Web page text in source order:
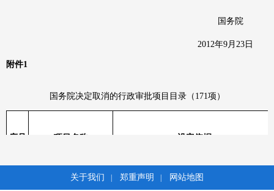
国务院
2012年9月23日
附件1
国务院决定取消的行政审批项目目录（171项）
序号 项目名称 设定依据
资）执业资格认定
许可的决定》（国务院令第412号）
关于我们 郑重声明 网站地图